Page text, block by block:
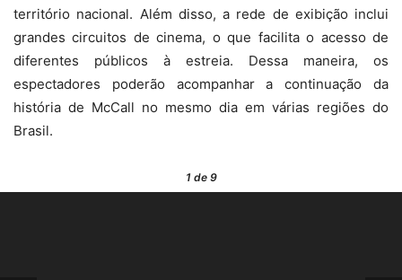
território nacional. Além disso, a rede de exibição inclui
grandes circuitos de cinema, o que facilita o acesso de
diferentes públicos à estreia. Dessa maneira, os
espectadores poderão acompanhar a continuação da
história de McCall no mesmo dia em várias regiões do
Brasil.
1de 9